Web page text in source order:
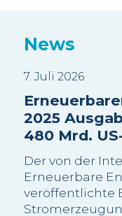
News
7. Juli 2026
2025
480 Mrd.
Der von der
Erneuerbare
veröffentlichte